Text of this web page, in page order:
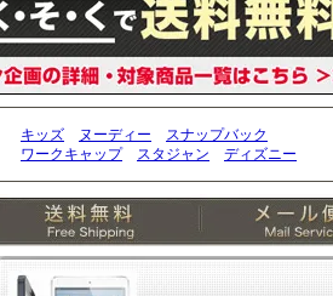
キッズ ヌーディー
スナップバック
ワークキャップ
スタジャン ディズニー